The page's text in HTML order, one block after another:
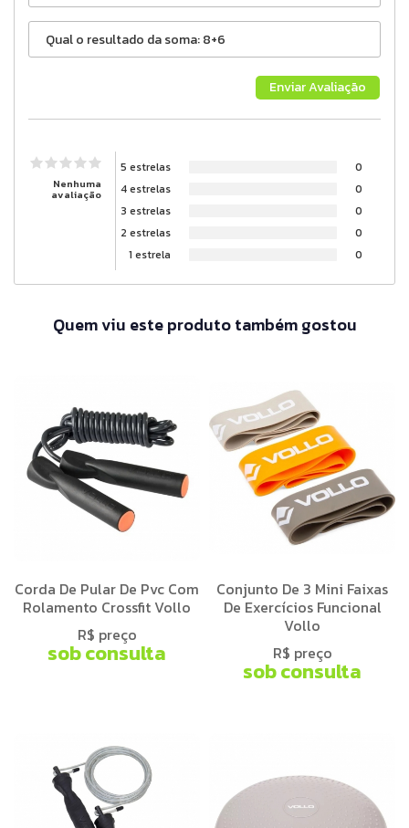
Nenhuma
avaliação
5 estrelas
0
4 estrelas
0
3 estrelas
0
2 estrelas
0
1 estrela
0
Quem viu este produto também gostou
Corda De Pular De Pvc Com
Rolamento Crossfit Vollo
R$ preço
sob consulta
Conjunto De 3 Mini Faixas
De Exercícios Funcional
Vollo
R$ preço
sob consulta